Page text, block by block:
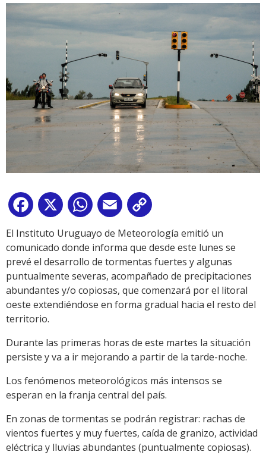
Facebook
X WhatsApp
Email
Link
El Instituto Uruguayo de Meteorología emitió un
comunicado donde informa que desde este lunes se
prevé el desarrollo de tormentas fuertes y algunas
puntualmente severas, acompañado de precipitaciones
abundantes y/o copiosas, que comenzará por el litoral
oeste extendiéndose en forma gradual hacia el resto del
territorio.
Durante las primeras horas de este martes la situación
persiste y va a ir mejorando a partir de la tarde-noche.
Los fenómenos meteorológicos más intensos se
esperan en la franja central del país.
En zonas de tormentas se podrán registrar: rachas de
vientos fuertes y muy fuertes, caída de granizo, actividad
eléctrica y lluvias abundantes (puntualmente copiosas).